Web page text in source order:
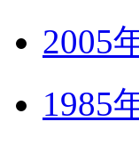
2005
1985